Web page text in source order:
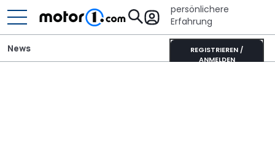
persönlichere
Erfahrung
REGISTRIEREN /
ANMELDEN
News